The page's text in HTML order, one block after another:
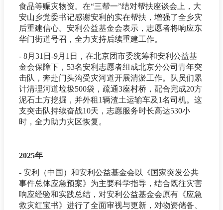
食品等赈灾物资。在“三帮一”结对帮扶座谈会上，大
安山乡党委书记感谢安利的实在帮扶，增强了全乡灾
后重建信心。安利公益基金会表示，志愿者将响应东
华门街道号召，全力支持后续重建工作。
- 8月31日-9月1日，在北京团市委统筹和安利公益基
金会保障下，53名安利志愿者组成北京分公司青年突
击队，奔赴门头沟受灾河道开展清淤工作。队员们累
计清理河道垃圾500袋，疏通3座村桥，配合完成20方
泥石土方挖掘，并外租1辆渣土运输车及1名司机。这
支突击队持续奋战10天，志愿服务时长高达530小
时，全力助力灾区恢复。
2025年
- 安利（中国）和安利公益基金会以《国家突发公共
事件总体应急预案》为主要科学指导，结合既往灾害
响应经验和实践总结，对安利公益基金会原有《应急
救灾红宝书》进行了全面审视与更新，对物资储备、